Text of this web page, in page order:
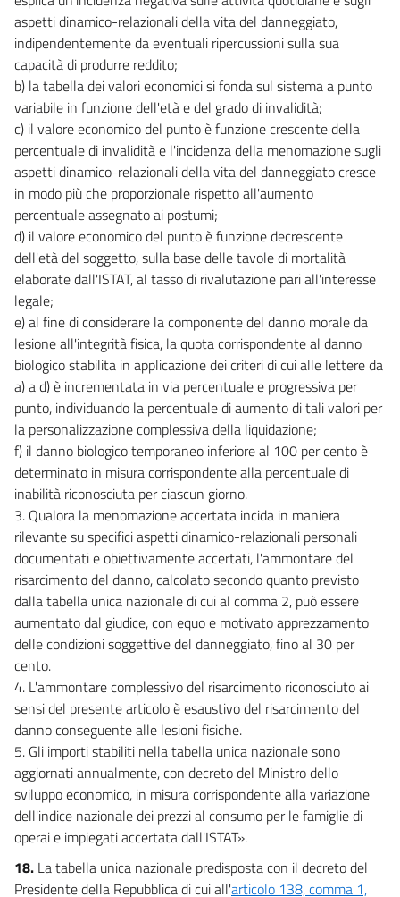
aspetti dinamico-relazionali della vita del danneggiato,
indipendentemente da eventuali ripercussioni sulla sua
capacità di produrre reddito;
b) la tabella dei valori economici si fonda sul sistema a punto
variabile in funzione dell'età e del grado di invalidità;
c) il valore economico del punto è funzione crescente della
percentuale di invalidità e l'incidenza della menomazione sugli
aspetti dinamico-relazionali della vita del danneggiato cresce
in modo più che proporzionale rispetto all'aumento
percentuale assegnato ai postumi;
d) il valore economico del punto è funzione decrescente
dell'età del soggetto, sulla base delle tavole di mortalità
elaborate dall'ISTAT, al tasso di rivalutazione pari all'interesse
legale;
e) al fine di considerare la componente del danno morale da
lesione all'integrità fisica, la quota corrispondente al danno
biologico stabilita in applicazione dei criteri di cui alle lettere da
a) a d) è incrementata in via percentuale e progressiva per
punto, individuando la percentuale di aumento di tali valori per
la personalizzazione complessiva della liquidazione;
f) il danno biologico temporaneo inferiore al 100 per cento è
determinato in misura corrispondente alla percentuale di
inabilità riconosciuta per ciascun giorno.
3. Qualora la menomazione accertata incida in maniera
rilevante su specifici aspetti dinamico-relazionali personali
documentati e obiettivamente accertati, l'ammontare del
risarcimento del danno, calcolato secondo quanto previsto
dalla tabella unica nazionale di cui al comma 2, può essere
aumentato dal giudice, con equo e motivato apprezzamento
delle condizioni soggettive del danneggiato, fino al 30 per
cento.
4. L'ammontare complessivo del risarcimento riconosciuto ai
sensi del presente articolo è esaustivo del risarcimento del
danno conseguente alle lesioni fisiche.
5. Gli importi stabiliti nella tabella unica nazionale sono
aggiornati annualmente, con decreto del Ministro dello
sviluppo economico, in misura corrispondente alla variazione
dell'indice nazionale dei prezzi al consumo per le famiglie di
operai e impiegati accertata dall'ISTAT».
18. La tabella unica nazionale predisposta con il decreto del
Presidente della Repubblica di cui all'articolo 138, comma 1,